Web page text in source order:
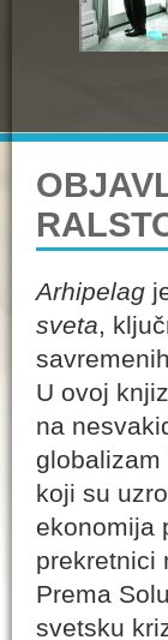
Arhipelag
sveta,
U ovoj
na
globalizam
koji su
ekonomija
prekretnici
Prema
svetsku